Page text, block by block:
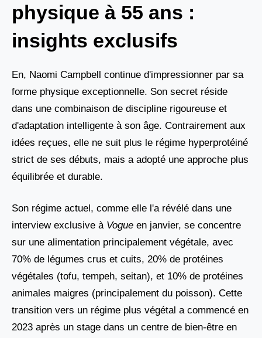
physique à 55 ans :
insights exclusifs
En, Naomi Campbell continue d'impressionner par sa
forme physique exceptionnelle. Son secret réside
dans une combinaison de discipline rigoureuse et
d'adaptation intelligente à son âge. Contrairement aux
idées reçues, elle ne suit plus le régime hyperprotéiné
strict de ses débuts, mais a adopté une approche plus
équilibrée et durable.
Son régime actuel, comme elle l'a révélé dans une
interview exclusive à Vogue en janvier, se concentre
sur une alimentation principalement végétale, avec
70% de légumes crus et cuits, 20% de protéines
végétales (tofu, tempeh, seitan), et 10% de protéines
animales maigres (principalement du poisson). Cette
transition vers un régime plus végétal a commencé en
2023 après un stage dans un centre de bien-être en